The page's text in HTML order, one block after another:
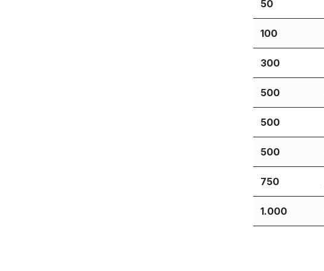
50
100
300
500
500
500
750
1.000